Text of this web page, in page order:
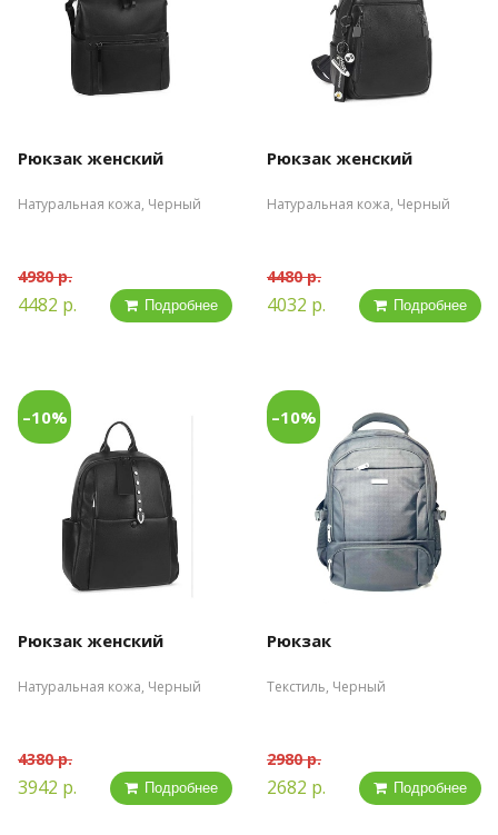
Рюкзак женский
Натуральная кожа, Черный
4980 р.
4482 р. Подробнее
Рюкзак женский
Натуральная кожа, Черный
4480 р.
4032 р. Подробнее
–10%
Рюкзак женский
Натуральная кожа, Черный
4380 р.
3942 р. Подробнее
–10%
Рюкзак
Текстиль, Черный
2980 р.
2682 р. Подробнее